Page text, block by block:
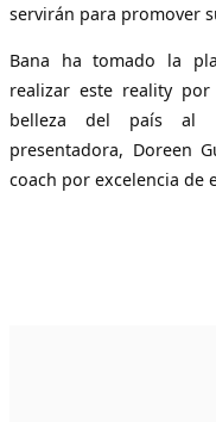
servirán para promover
Bana ha tomado la
realizar este reality
belleza del país al
presentadora, Doreen
coach por excelencia de